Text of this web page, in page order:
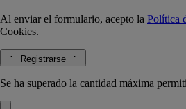
Al enviar el formulario, acepto la Política
Cookies.
Registrarse
Se ha superado la cantidad máxima